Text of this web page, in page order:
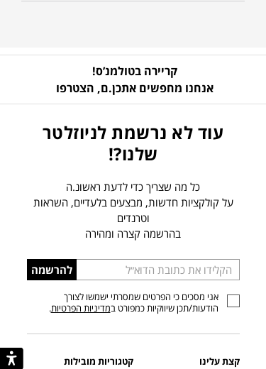
קריירה בטולמנ’ס!
אנחנו מחפשים אתכן.ם, הצטרפו
עוד לא נרשמת לניוזלטר
שלנו?!
כל מה שצריך כדי לדעת ראשונ.ה
על קולקציות חדשות, מבצעים בלעדיים, השראות
וטרנדים
בהרשמה קצרה ומהירה
הכניסו
כתובת
דוא”ל
להרשמה
אני מסכים כי הפרטים שמסרתי ישמשו לצורך
הודעות/תכן שיווקיות כמפורט במדיניות הפרטיות.
קצת עלינו
קטגוריות מובילות